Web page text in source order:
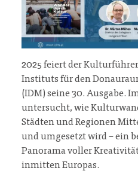
2025 feiert der
Instituts für den
(IDM) seine 30. Ausgabe.
untersucht, wie
Städten und Regionen
und umgesetzt wird – ein
Panorama voller
inmitten Europas.